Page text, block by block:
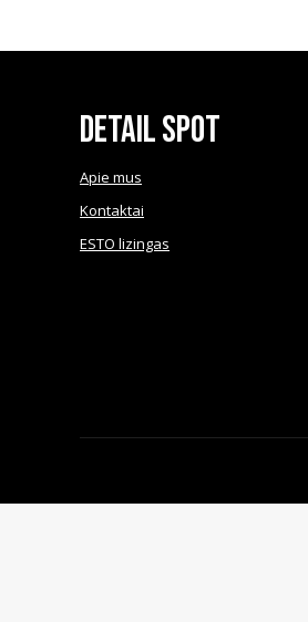
Detail Spot
Apie mus
Kontaktai
ESTO lizingas